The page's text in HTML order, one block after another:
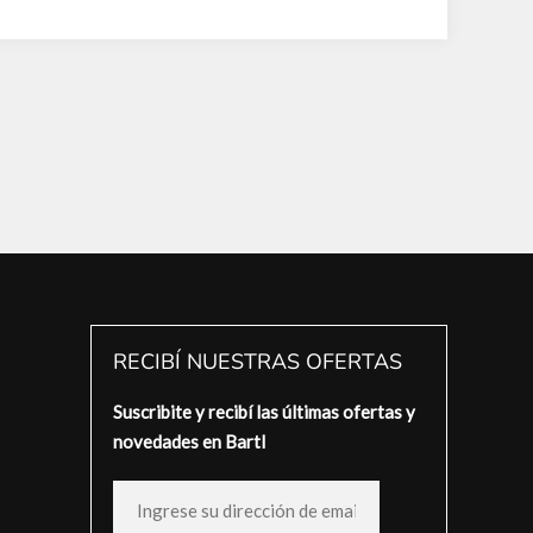
RECIBÍ NUESTRAS OFERTAS
Suscribite y recibí las últimas ofertas y
novedades en Bartl